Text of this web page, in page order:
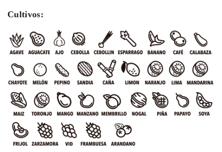
Cultivos: